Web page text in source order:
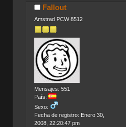
Fallout
Amstrad PCW 8512
Mensajes: 551
País:
Sexo:
Fecha de registro: Enero 30,
2008, 22:20:47 pm